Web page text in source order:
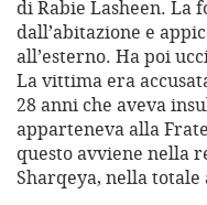
di Rabie Lasheen. La
dall’abitazione e
all’esterno. Ha poi
La vittima era
28 anni che aveva
apparteneva alla
questo avviene nella
Sharqeya, nella totale